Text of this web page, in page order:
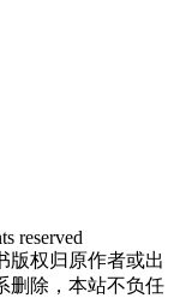
reserved
版权归原作者或出
删除，本站不负任